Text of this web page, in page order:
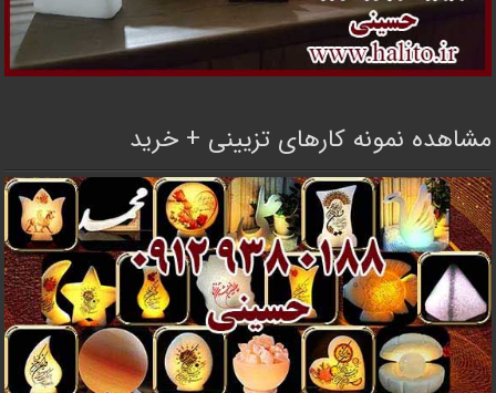
مشاهده نمونه کارهای تزیینی + خرید